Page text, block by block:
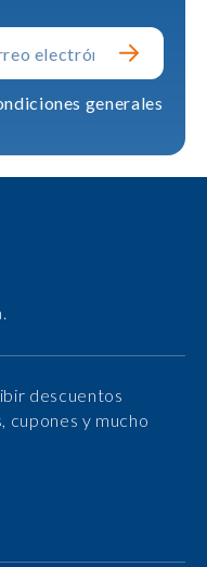
generales
descuentos
cupones y mucho